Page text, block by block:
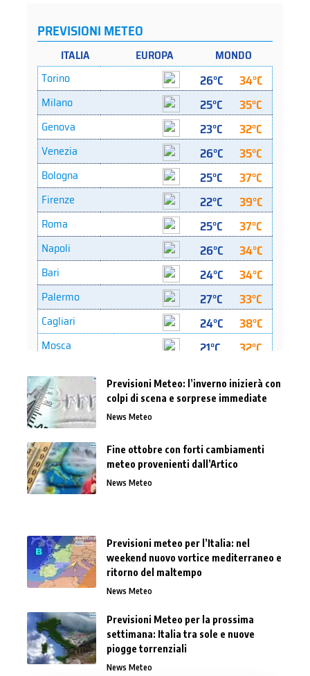
Previsioni Meteo: l’inverno inizierà con
colpi di scena e sorprese immediate
News Meteo
Fine ottobre con forti cambiamenti
meteo provenienti dall’Artico
News Meteo
Previsioni meteo per l’Italia: nel
weekend nuovo vortice mediterraneo e
ritorno del maltempo
News Meteo
Previsioni Meteo per la prossima
settimana: Italia tra sole e nuove
piogge torrenziali
News Meteo